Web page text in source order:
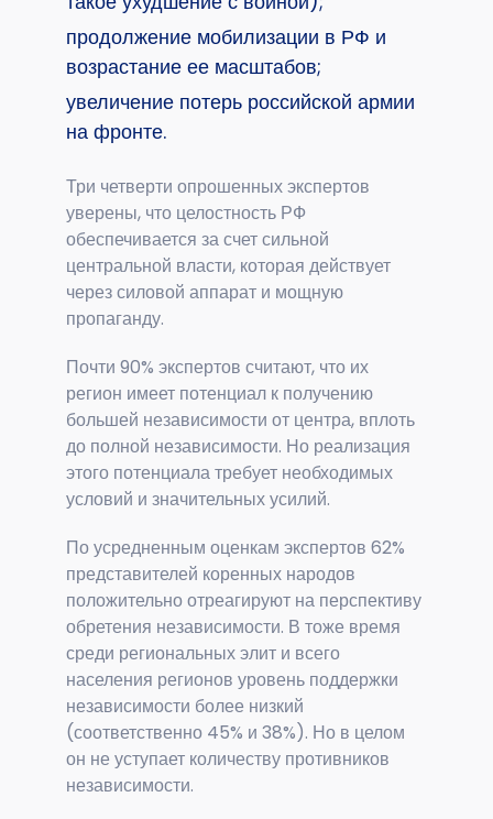
продолжение мобилизации в РФ и
возрастание ее масштабов;
увеличение потерь российской армии
на фронте.
Три четверти опрошенных экспертов
уверены, что целостность РФ
обеспечивается за счет сильной
центральной власти, которая действует
через силовой аппарат и мощную
пропаганду.
Почти 90% экспертов считают, что их
регион имеет потенциал к получению
большей независимости от центра, вплоть
до полной независимости. Но реализация
этого потенциала требует необходимых
условий и значительных усилий.
По усредненным оценкам экспертов 62%
представителей коренных народов
положительно отреагируют на перспективу
обретения независимости. В тоже время
среди региональных элит и всего
населения регионов уровень поддержки
независимости более низкий
(соответственно 45% и 38%). Но в целом
он не уступает количеству противников
независимости.